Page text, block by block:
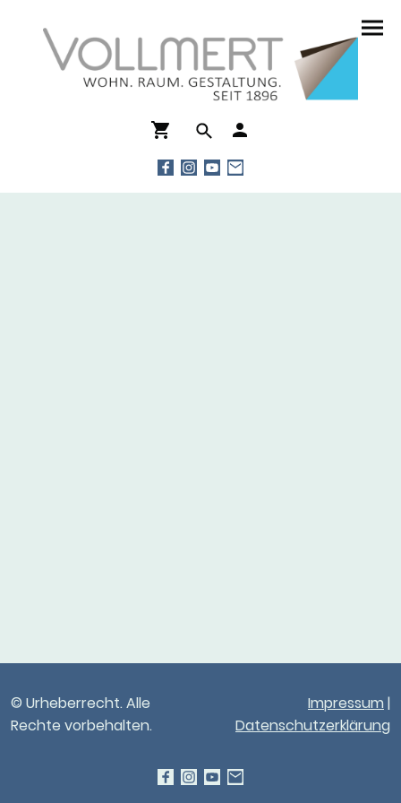
© Urheberrecht. Alle
Rechte vorbehalten.
Impressum |
Datenschutzerklärung